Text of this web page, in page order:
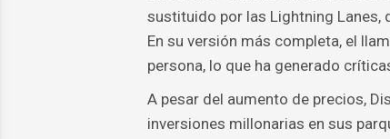
sustituido por las Lightning Lanes,
En su versión más completa, el
persona, lo que ha generado
A pesar del aumento de precios,
inversiones millonarias en sus